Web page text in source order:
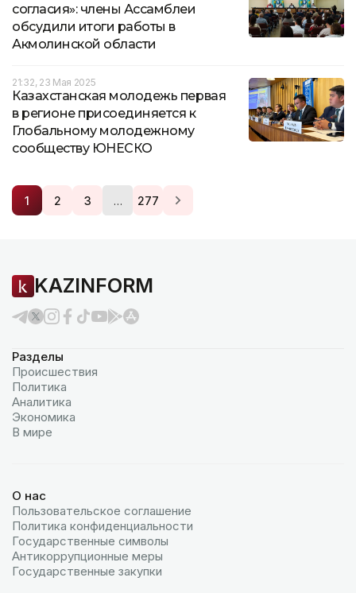
согласия»: члены Ассамблеи
обсудили итоги работы в
Акмолинской области
21:32, 23 Мая 2025
Казахстанская молодежь первая
в регионе присоединяется к
Глобальному молодежному
сообществу ЮНЕСКО
1 2 3 … 277
KAZINFORM
Разделы
Происшествия
Политика
Аналитика
Экономика
В мире
О нас
Пользовательское соглашение
Политика конфиденциальности
Государственные символы
Антикоррупционные меры
Государственные закупки